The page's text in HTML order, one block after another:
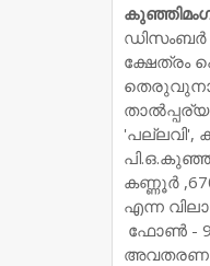
ഡിസംബർ
ക്ഷേത്രം
'പല്ലവി',
കണ്ണൂർ
എന്ന
ഫോൺ -
അവതരണ